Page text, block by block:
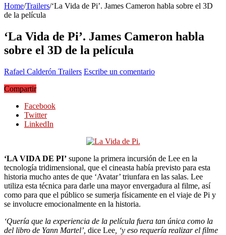
Home/Trailers/‘La Vida de Pi’. James Cameron habla sobre el 3D
de la película
‘La Vida de Pi’. James Cameron habla
sobre el 3D de la película
Rafael Calderón Trailers Escribe un comentario
Compartir
Facebook
Twitter
LinkedIn
‘LA VIDA DE PI’ supone la primera incursión de Lee en la
tecnología tridimensional, que el cineasta había previsto para esta
historia mucho antes de que ‘Avatar’ triunfara en las salas. Lee
utiliza esta técnica para darle una mayor envergadura al filme, así
como para que el público se sumerja físicamente en el viaje de Pi y
se involucre emocionalmente en la historia.
‘Quería que la experiencia de la película fuera tan única como la
del libro de Yann Martel’, dice Lee , ‘y eso requería realizar el filme